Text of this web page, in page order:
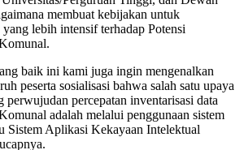
membuat kebijakan untuk
lebih intensif terhadap Potensi
baik ini kami juga ingin mengenalkan
peserta sosialisasi bahwa salah satu upaya
perwujudan percepatan inventarisasi data
adalah melalui penggunaan sistem
Aplikasi Kekayaan Intelektual